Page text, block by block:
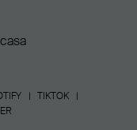
TIKTOK